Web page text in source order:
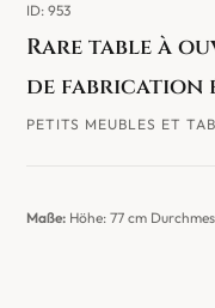
ID: 953
Rare table à
de fabrication
PETITS MEUBLES ET
Maße: Höhe: 77 cm